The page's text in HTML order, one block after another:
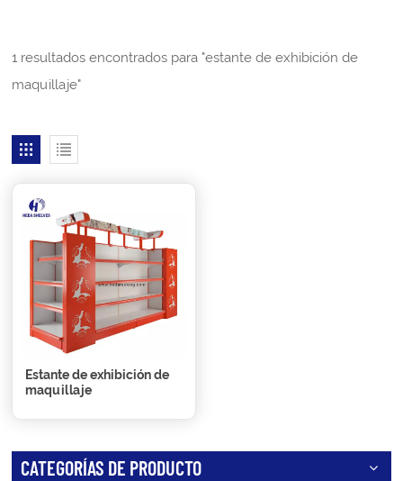
1 resultados encontrados para "estante de exhibición de
maquillaje"
Estante de exhibición de
maquillaje
CATEGORÍAS DE PRODUCTO